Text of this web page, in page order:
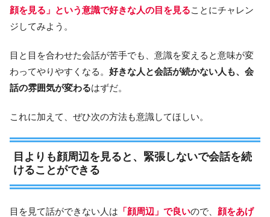
顔を見る」という意識で好きな人の目を見ることにチャレン
ジしてみよう。
目と目を合わせた会話が苦手でも、意識を変えると意味が変
わってやりやすくなる。 好きな人と会話が続かない人も、会
話の雰囲気が変わるはずだ。
これに加えて、ぜひ次の方法も意識してほしい。
目よりも顔周辺を見ると、緊張しないで会話を続
けることができる
目を見て話ができない人は 「顔周辺」で良いので、 顔をあげ